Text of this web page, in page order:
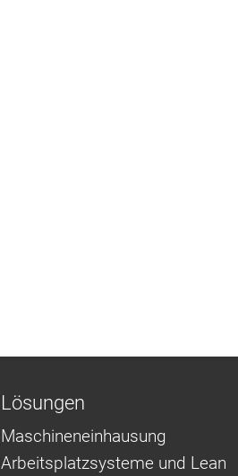
Lösungen
Maschineneinhausung
Arbeitsplatzsysteme und Lean